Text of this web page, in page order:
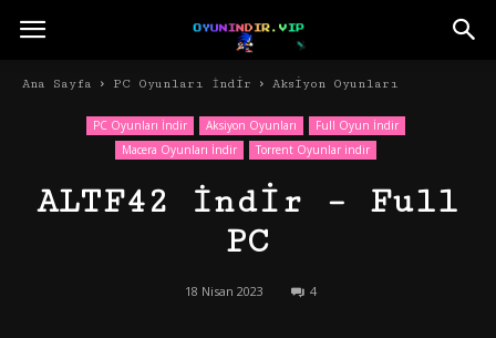
Ana Sayfa PC Oyunları İndir Aksiyon Oyunları
PC Oyunları İndir Aksiyon Oyunları
Full Oyun İndir
Macera Oyunları İndir
Torrent Oyunlar indir
ALTF42 İndir – Full
PC
18 Nisan 2023 4